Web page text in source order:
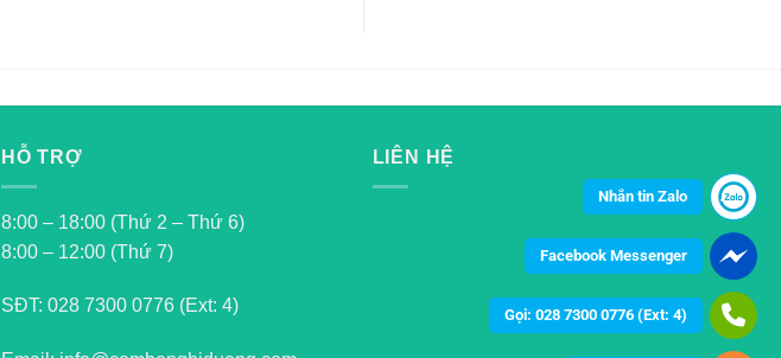
HỖ TRỢ
8:00 – 18:00 (Thứ 2 – Thứ 6)
8:00 – 12:00 (Thứ 7)
SĐT: 028 7300 0776 (Ext: 4)
LIÊN HỆ
Nhắn tin Zalo
Facebook Messenger
Gọi: 028 7300 0776 (Ext: 4)